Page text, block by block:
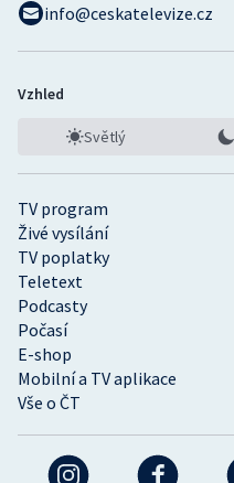
TV program
Živé vysílání
TV poplatky
Teletext
Podcasty
Počasí
E-shop
Mobilní a TV aplikace
Vše o ČT
info@ceskatelevize.cz
Vzhled
Světlý